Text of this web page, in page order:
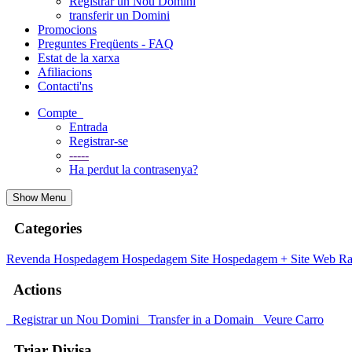
transferir un Domini
Promocions
Preguntes Freqüents - FAQ
Estat de la xarxa
Afiliacions
Contacti'ns
Compte
Entrada
Registrar-se
-----
Ha perdut la contrasenya?
Show Menu
Categories
Revenda Hospedagem Hospedagem Site Hospedagem + Site Web
Actions
Registrar un Nou Domini Transfer in a Domain Veure Carro